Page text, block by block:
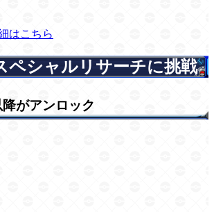
はこちら
ペシャルリサーチに挑戦
がアンロック